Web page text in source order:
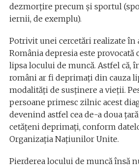
dezmorțire precum și sportul
iernii, de exemplu).
Potrivit unei cercetări realizate în
România depresia este provocată
lipsa locului de muncă. Astfel că,
români ar fi deprimați din cauza
modalități de susținere a vieții.
persoane primesc zilnic acest
devenind astfel cea de-a doua
cetățeni deprimați, conform
Organizația Națiunilor Unite.
Pierderea locului de muncă însă